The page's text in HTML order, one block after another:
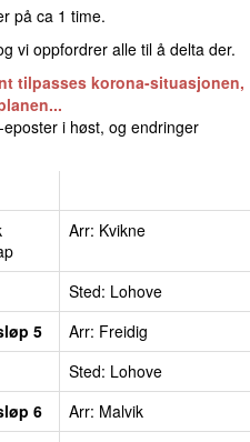
på ca 1 time.
vi oppfordrer alle til å delta der.
tilpasses korona-situasjonen,
i høst, og endringer
Arr: Kvikne
Sted: Lohove
5
Arr: Freidig
Sted: Lohove
6
Arr: Malvik